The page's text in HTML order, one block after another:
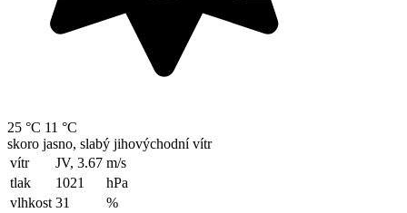
25 °C 11 °C
skoro jasno, slabý jihovýchodní vítr
vítr
JV, 3.67 m/s
tlak
1021
hPa
vlhkost 31
%